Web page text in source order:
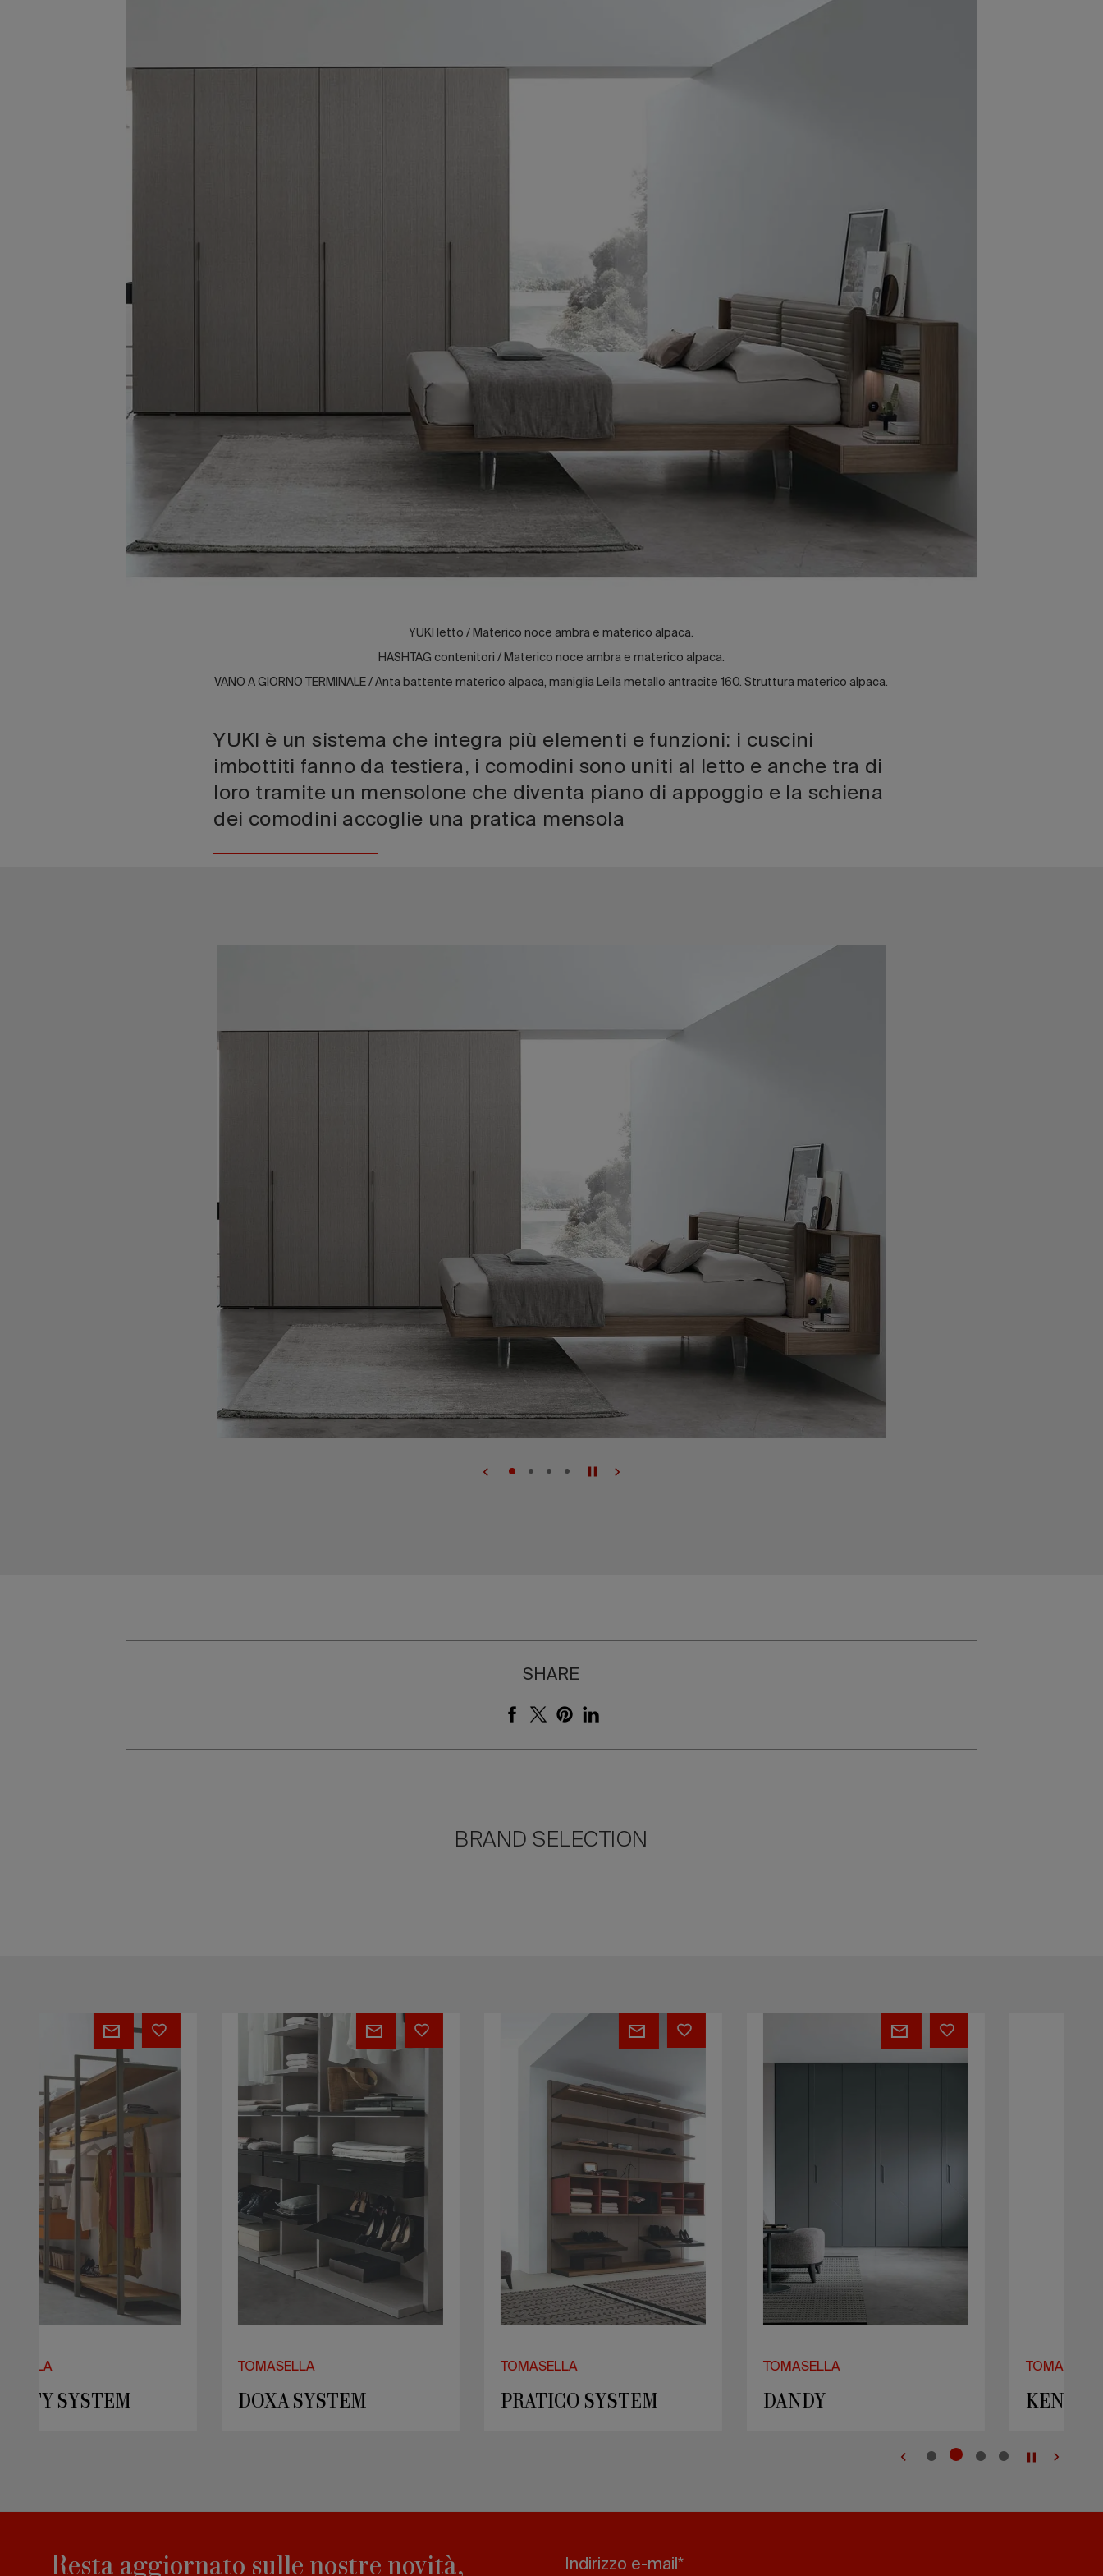
YUKI letto / Materico noce ambra e materico alpaca.
HASHTAG contenitori / Materico noce ambra e materico alpaca.
VANO A GIORNO TERMINALE / Anta battente materico alpaca, maniglia Leila metallo antracite 160. Struttura materico alpaca.
YUKI è un sistema che integra più elementi e funzioni: i cuscini
imbottiti fanno da testiera, i comodini sono uniti al letto e anche tra di
loro tramite un mensolone che diventa piano di appoggio e la schiena
dei comodini accoglie una pratica mensola
SHARE
BRAND SELECTION
PRATICO
SYSTEM
PRATICO SYSTEM
DANDY
DANDY
KEN
KEN
MORFEO
Resta aggiornato sulle nostre novità, Indirizzo e-mail*